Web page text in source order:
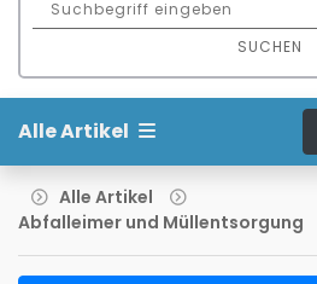
SUCHEN
Alle Artikel
Alle Artikel
Abfalleimer und Müllentsorgung